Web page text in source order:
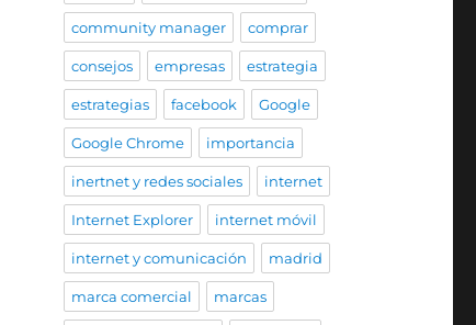
community manager comprar
consejos empresas estrategia
estrategias facebook Google
Google Chrome importancia
inertnet y redes sociales internet
Internet Explorer internet móvil
internet y comunicación madrid
marca comercial marcas